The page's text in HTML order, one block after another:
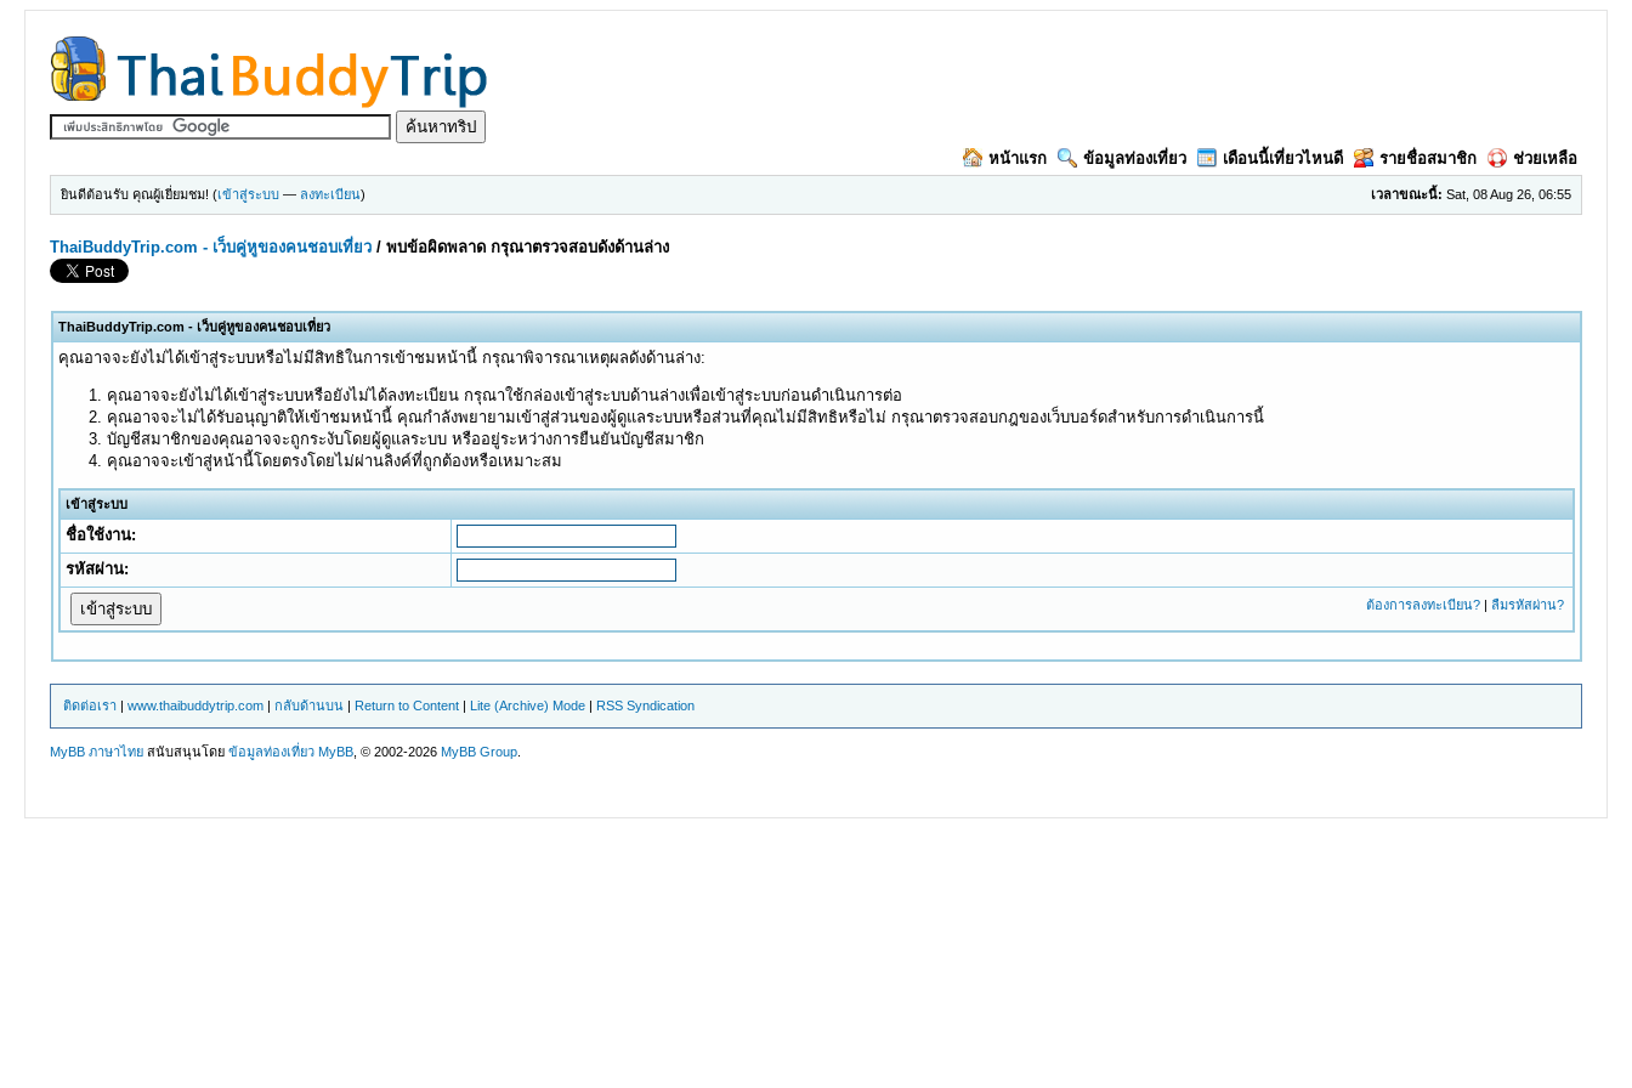
หน้าแรก ข้อมูลท่องเที่ยว เดือนนี้เที่ยวไหนดี รายชื่อสมาชิก ช่วยเหลือ
เวลาขณะนี้: Sat, 08 Aug 26, 06:55
ยินดีต้อนรับ คุณผู้เยี่ยมชม! (เข้าสู่ระบบ — ลงทะเบียน)
ThaiBuddyTrip.com - เว็บคู่หูของคนชอบเที่ยว /พบข้อผิดพลาด กรุณาตรวจสอบดังด้านล่าง
ThaiBuddyTrip.com - เว็บคู่หูของคนชอบเที่ยว
คุณอาจจะยังไม่ได้เข้าสู่ระบบหรือไม่มีสิทธิในการเข้าชมหน้านี้ กรุณาพิจารณาเหตุผลดังด้านล่าง:
คุณอาจจะยังไม่ได้เข้าสู่ระบบหรือยังไม่ได้ลงทะเบียน กรุณาใช้กล่องเข้าสู่ระบบด้านล่างเพื่อเข้าสู่ระบบก่อนดำเนินการต่อ
คุณอาจจะไม่ได้รับอนุญาติให้เข้าชมหน้านี้ คุณกำลังพยายามเข้าสู่ส่วนของผู้ดูแลระบบหรือส่วนที่คุณไม่มีสิทธิหรือไม่ กรุณาตรวจสอบกฎของเว็บบอร์ดสำหรับการดำเนินการนี้
บัญชีสมาชิกของคุณอาจจะถูกระงับโดยผู้ดูแลระบบ หรืออยู่ระหว่างการยืนยันบัญชีสมาชิก
คุณอาจจะเข้าสู่หน้านี้โดยตรงโดยไม่ผ่านลิงค์ที่ถูกต้องหรือเหมาะสม
เข้าสู่ระบบ
ชื่อใช้งาน:
รหัสผ่าน:
ต้องการลงทะเบียน?| ลืมรหัสผ่าน?
ติดต่อเรา |www.thaibuddytrip.com |กลับด้านบน | Return to Content | Lite (Archive) Mode | RSS Syndication
MyBB ภาษาไทย สนับสนุนโดยข้อมูลท่องเที่ยว MyBB , © 2002-2026MyBB Group